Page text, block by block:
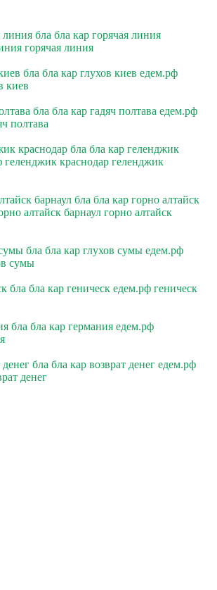
линия бла бла кар горячая линия
горячая линия
бла бла кар глухов киев едем.рф
киев
бла бла кар гадяч полтава едем.рф
полтава
краснодар бла бла кар геленджик
геленджик краснодар геленджик
барнаул бла бла кар горно алтайск
алтайск барнаул горно алтайск
бла бла кар глухов сумы едем.рф
сумы
бла бла кар геническ едем.рф геническ
бла бла кар германия едем.рф
денег бла бла кар возврат денег едем.рф
денег